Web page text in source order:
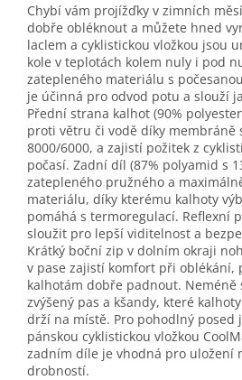
Chybí vám projížďky v zimních
dobře obléknout a můžete hned
laclem a cyklistickou vložkou jsou
kole v teplotách kolem nuly i pod
zatepleného materiálu s
je účinná pro odvod potu a slouží
Přední strana kalhot (90%
proti větru či vodě díky membráně
8000/6000, a zajistí požitek z
počasí. Zadní díl (87% polyamid s
zatepleného pružného a
materiálu, díky kterému kalhoty
pomáhá s termoregulací. Reflexní
sloužit pro lepší viditelnost a
Krátký boční zip v dolním okraji
v pase zajistí komfort při oblékání,
kalhotám dobře padnout.
zvýšený pas a kšandy, které
drží na místě. Pro pohodlný posed
pánskou cyklistickou vložkou
zadním díle je vhodná pro uložení
drobností.